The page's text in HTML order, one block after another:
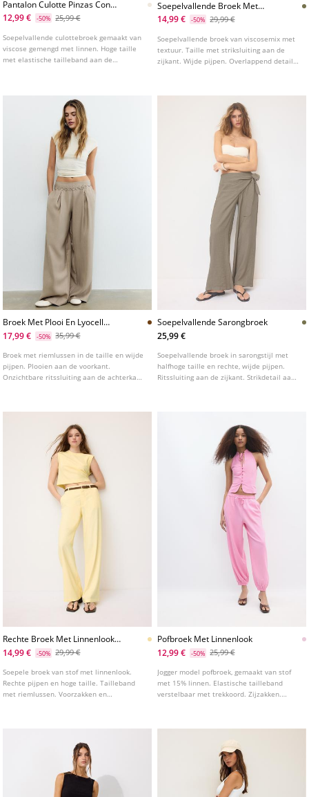
Pantalon Culotte Pinzas Con
Lino
12,99 € -50% 25,99 €
Soepelvallende culottebroek gemaakt van
viscose gemengd met linnen. Hoge taille
met elastische tailleband aan de
Soepelvallende Broek Met
Pareooverslag
14,99 € -50% 29,99 €
Soepelvallende broek van viscosemix met
textuur. Taille met striksluiting aan de
zijkant. Wijde pijpen. Overlappend detail
Broek Met Plooi En Lyocell
Ketting
17,99 € -50% 35,99 €
Broek met riemlussen in de taille en wijde
pijpen. Plooien aan de voorkant.
Onzichtbare ritssluiting aan de achterkant.
Soepelvallende Sarongbroek
25,99 €
Soepelvallende broek in sarongstijl met
halfhoge taille en rechte, wijde pijpen.
Ritssluiting aan de zijkant. Strikdetail aan
Rechte Broek Met Linnenlook
En Riem
14,99 € -50% 29,99 €
Soepele broek van stof met linnenlook.
Rechte pijpen en hoge taille. Tailleband
met riemlussen. Voorzakken en
Pofbroek Met Linnenlook
12,99 €
-50% 25,99 €
Jogger model pofbroek, gemaakt van stof
met 15% linnen. Elastische tailleband
verstelbaar met trekkoord. Zijzakken.